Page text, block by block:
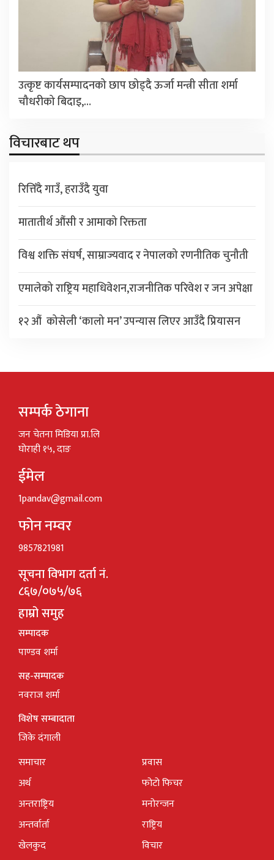
उत्कृष्ट कार्यसम्पादनको छाप छोड्दै ऊर्जा मन्त्री सीता शर्मा
चौधरीको बिदाइ,…
विचारबाट थप
रित्तिँदै गाउँ, हराउँदै युवा
मातातीर्थ औंसी र आमाको रिक्तता
विश्व शक्ति संघर्ष, साम्राज्यवाद र नेपालको रणनीतिक चुनौती
एमालेको राष्ट्रिय महाधिवेशन,राजनीतिक परिवेश र जन अपेक्षा
१२ औं कोसेली ‘कालो मन’ उपन्यास लिएर आउँदै प्रियासन
सम्पर्क ठेगाना
जन चेतना मिडिया प्रा.लि
घोराही १५, दाङ
ईमेल
1pandav@gmail.com
फोन नम्वर
9857821981
सूचना विभाग दर्ता नं.
८६७/०७५/७६
हाम्रो समुह
सम्पादक
पाण्डव शर्मा
सह-सम्पादक
नवराज शर्मा
विशेष सम्बादाता
जिके दंगाली
समाचार
अर्थ
अन्तराष्ट्रिय
अन्तर्वार्ता
खेलकुद
प्रवास
फोटो फिचर
मनोरन्जन
राष्ट्रिय
विचार